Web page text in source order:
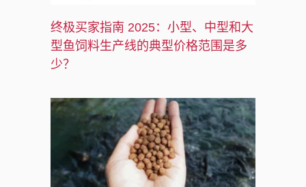
终极买家指南 2025：小型、中型和大
型鱼饲料生产线的典型价格范围是多
少？